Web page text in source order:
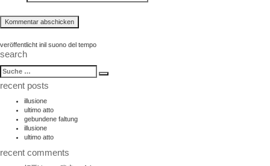
beitragsnavigation
veröffentlicht inil suono del tempo
search
suche
nach:
Suche
recent posts
illusione
ultimo atto
gebundene faltung
illusione
ultimo atto
recent comments